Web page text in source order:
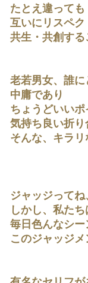
たとえ違っても
互いにリスペク
共生・共創する
老若男女、誰に
中庸であり
ちょうどいい
気持ち良い折
そんな、キラリ
ジャッジってね
しかし、私たち
毎日色んなシー
このジャッジメ